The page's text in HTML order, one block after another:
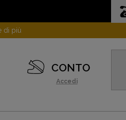
di più
CONTO
Accedi